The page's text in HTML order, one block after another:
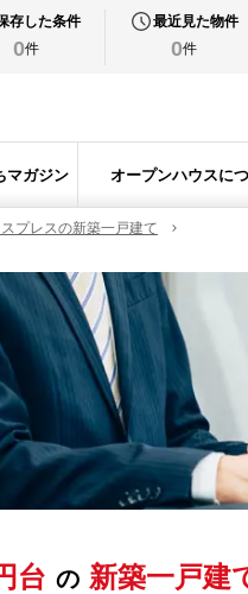
存した条件
0件
最近見た物件
0件
マガジン オープンハウスに
プレスの新築一戸建て
台 の 新築一戸建